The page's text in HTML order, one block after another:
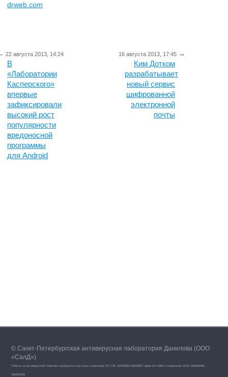
drweb.com
22 августа 2013, 14:24
В
«Лаборатории
Касперского»
впервые
зафиксировали
высокий рост
популярности
вредоносной
программы
для Android
16 августа 2013, 17:45 →
Ким Дотком
разрабатывает
новый сервис
шифрованной
электронной
почты
© Санкт-Петербургская антивирусная лаборатория Данилова (ООО
«СалД»)
Работы по антивирусной тематике проводятся согласно лицензиям ФСТЭК №003086,№003087 серии КИ 0062 и лицензиям ФСБ №0004348,
№0004349